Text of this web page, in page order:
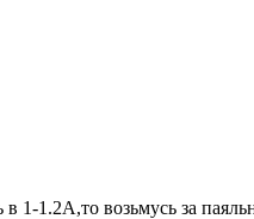
1-1.2А,то возьмусь за